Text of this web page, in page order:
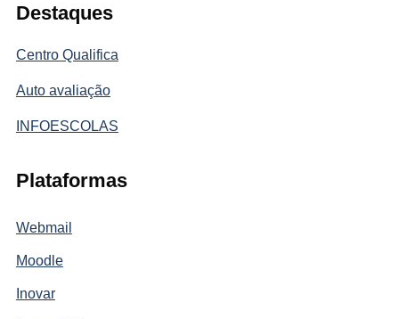
Destaques
Centro Qualifica
Auto avaliação
INFOESCOLAS
Plataformas
Webmail
Moodle
Inovar